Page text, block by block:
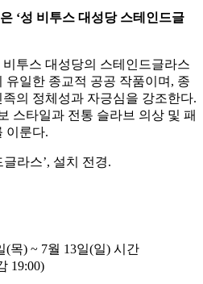
‘성 비투스 대성당 스테인드글
투스 대성당의 스테인드글라스
유일한 종교적 공공 작품이며, 종
의 정체성과 자긍심을 강조한다.
스타일과 전통 슬라브 의상 및 패
이룬다.
라스’, 설치 전경.
(목) ~ 7월 13일(일) 시간
19:00)